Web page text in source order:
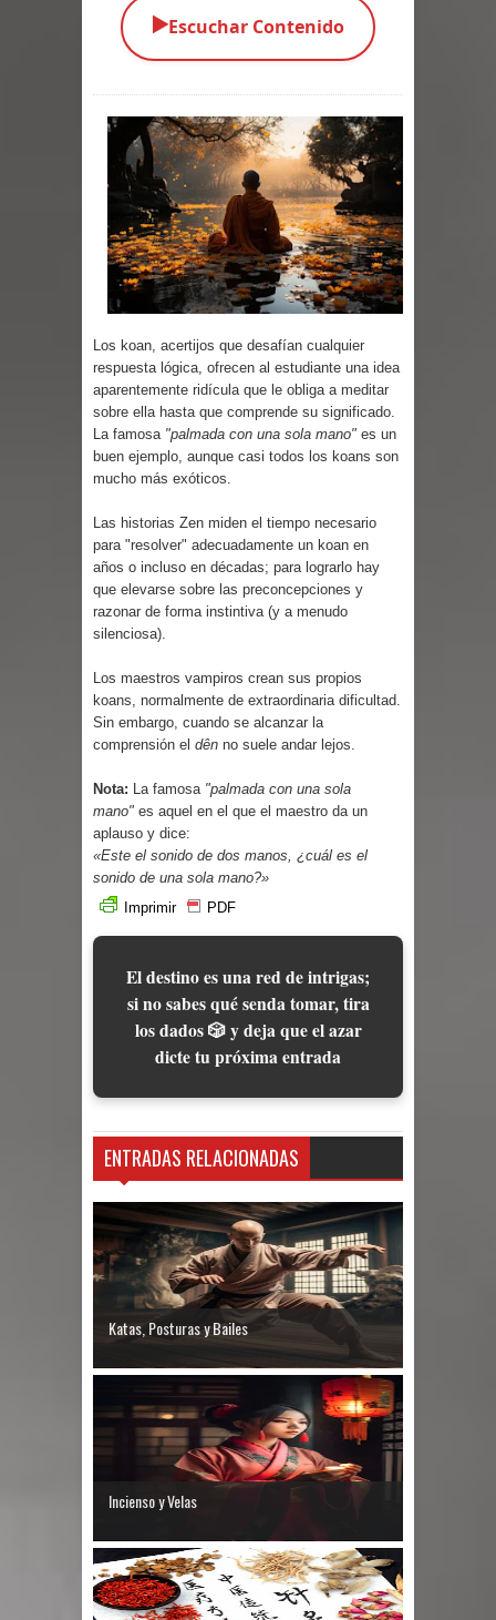
Parte 05: Los Horrores del Infierno
Parte 03: La Traición
Parte 02: Vuelve el Hijo Prodigo
Parte 01: El Comienzo
Parte 01: El Enemigo Interior
Exaltados y Muertos Vivientes
Los Muertos se Levantan (Relato)
Los Monstruos más Buscados
Parte 09: Los Muertos Cuentan
▶️Escuchar Contenido
Los koan, acertijos que desafían cualquier
respuesta lógica, ofrecen al estudiante una idea
aparentemente ridícula que le obliga a meditar
sobre ella hasta que comprende su significado.
La famosa "palmada con una sola mano" es un
buen ejemplo, aunque casi todos los koans son
mucho más exóticos.
Las historias Zen miden el tiempo necesario
para "resolver" adecuadamente un koan en
años o incluso en décadas; para lograrlo hay
que elevarse sobre las preconcepciones y
razonar de forma instintiva (y a menudo
silenciosa).
Los maestros vampiros crean sus propios
koans, normalmente de extraordinaria dificultad.
Sin embargo, cuando se alcanzar la
comprensión el dên no suele andar lejos.
Nota: La famosa "palmada con una sola
mano" es aquel en el que el maestro da un
aplauso y dice:
«Este el sonido de dos manos, ¿cuál es el
sonido de una sola mano?»
Imprimir
PDF
El destino es una red de intrigas;
si no sabes qué senda tomar, tira
los dados 🎲 y deja que el azar
dicte tu próxima entrada
ENTRADAS RELACIONADAS
Katas, Posturas y Bailes
Incienso y Velas